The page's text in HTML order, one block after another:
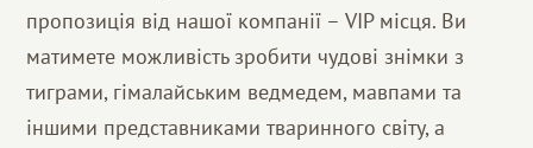
пропозиція від нашої компанії – VIP місця. Ви
матимете можливість зробити чудові знімки з
тиграми, гімалайським ведмедем, мавпами та
іншими представниками тваринного світу, а